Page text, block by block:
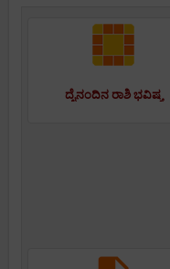
ದೈನಂದಿನ ರಾಶಿ ಭವಿಷ್ಯ